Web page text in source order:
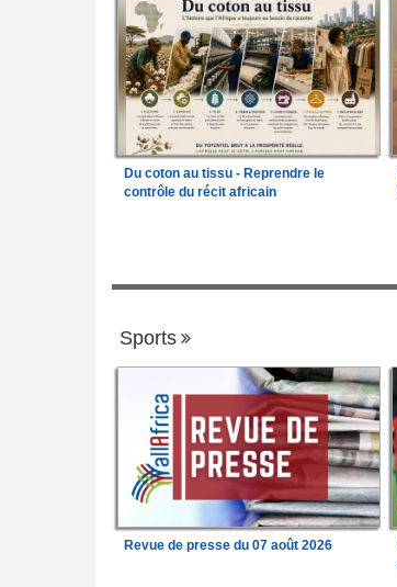
Du coton au tissu - Reprendre le
contrôle du récit africain
Sports
Revue de presse du 07 août 2026